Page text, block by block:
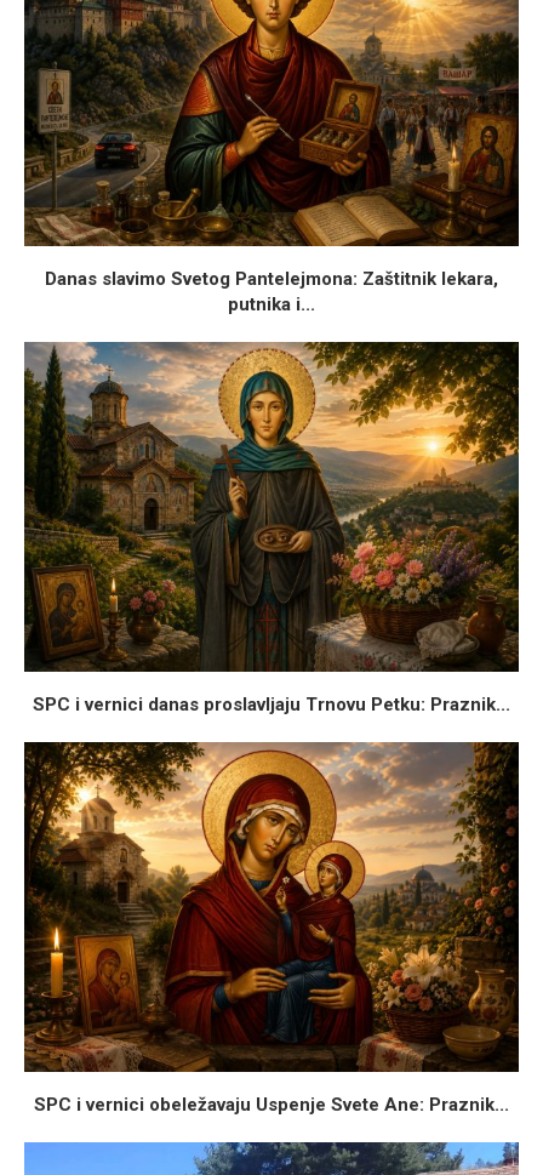
Danas slavimo Svetog Pantelejmona: Zaštitnik lekara,
putnika i...
SPC i vernici danas proslavljaju Trnovu Petku: Praznik...
SPC i vernici obeležavaju Uspenje Svete Ane: Praznik...